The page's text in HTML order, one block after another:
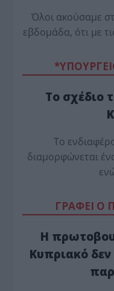
Όλοι ακούσαμε
εβδομάδα, ότι με
Το σχέδιο
Το
διαμορφώνεται
ΓΡΑΦΕΙ Ο
Η
Κυπριακό δεν